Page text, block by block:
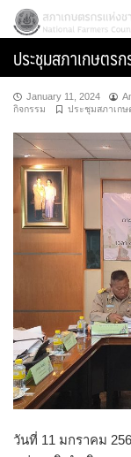
Skip
content
Search
for:
สภาเกษตรกรแห่งช
ประชุมสภาเกษตร
January 11, 2024
กิจกรรม
ประชุมสภาเก
วันที่ 11 มกราคม